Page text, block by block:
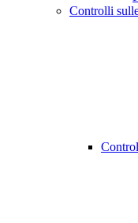
Controlli